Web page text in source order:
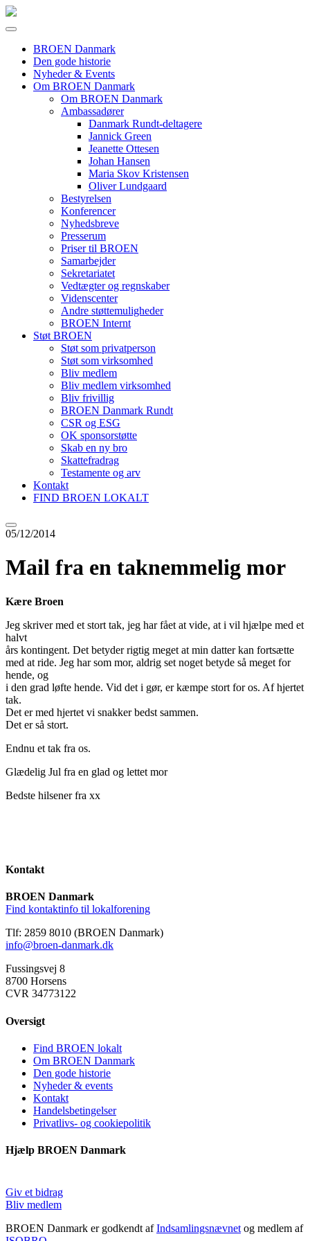
BROEN Danmark
Den gode historie
Nyheder & Events
Om BROEN Danmark
Om BROEN Danmark
Ambassadører
Danmark Rundt-deltagere
Jannick Green
Jeanette Ottesen
Johan Hansen
Maria Skov Kristensen
Oliver Lundgaard
Bestyrelsen
Konferencer
Nyhedsbreve
Presserum
Priser til BROEN
Samarbejder
Sekretariatet
Vedtægter og regnskaber
Videnscenter
Andre støttemuligheder
BROEN Internt
Støt BROEN
Støt som privatperson
Støt som virksomhed
Bliv medlem
Bliv medlem virksomhed
Bliv frivillig
BROEN Danmark Rundt
CSR og ESG
OK sponsorstøtte
Skab en ny bro
Skattefradrag
Testamente og arv
Kontakt
FIND BROEN LOKALT
05/12/2014
Mail fra en taknemmelig mor
Kære Broen
Jeg skriver med et stort tak, jeg har fået at vide, at i vil hjælpe med et
halvt
års kontingent. Det betyder rigtig meget at min datter kan fortsætte
med at ride. Jeg har som mor, aldrig set noget betyde så meget for
hende, og
i den grad løfte hende. Vid det i gør, er kæmpe stort for os. Af hjertet
tak.
Det er med hjertet vi snakker bedst sammen.
Det er så stort.
Endnu et tak fra os.
Glædelig Jul fra en glad og lettet mor
Bedste hilsener fra xx
Kontakt
BROEN Danmark
Find kontaktinfo til lokalforening
Tlf: 2859 8010 (BROEN Danmark)
info@broen-danmark.dk
Fussingsvej 8
8700 Horsens
CVR 34773122
Oversigt
Find BROEN lokalt
Om BROEN Danmark
Den gode historie
Nyheder & events
Kontakt
Handelsbetingelser
Privatlivs- og cookiepolitik
Hjælp BROEN Danmark
Giv et bidrag
Bliv medlem
BROEN Danmark er godkendt afIndsamlingsnævnetog medlem af